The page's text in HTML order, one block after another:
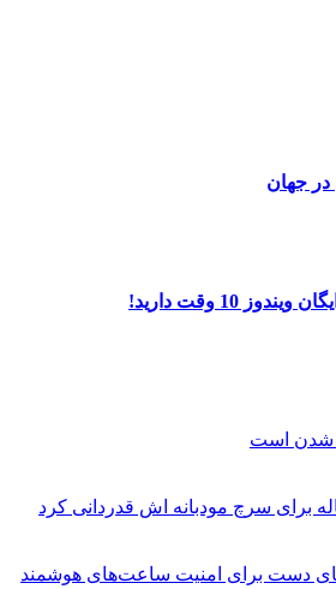
در جهان
شدن است
دست برای امنیت ساعت‌های هوشمند